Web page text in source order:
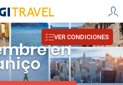
en
VER CONDICIONES